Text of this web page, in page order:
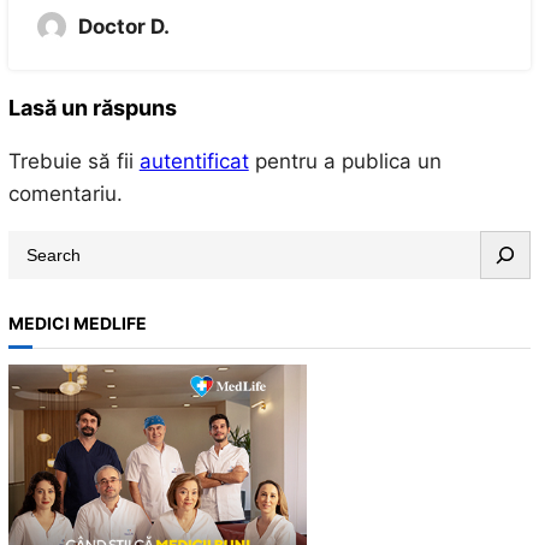
Doctor D.
Lasă un răspuns
Trebuie să fii autentificatpentru a publica un
comentariu.
a
r
c
h
MEDICI MEDLIFE